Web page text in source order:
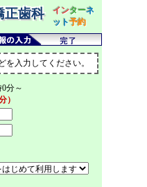
正歯科 インターネ
ット予約
を入力してください。
分～
）